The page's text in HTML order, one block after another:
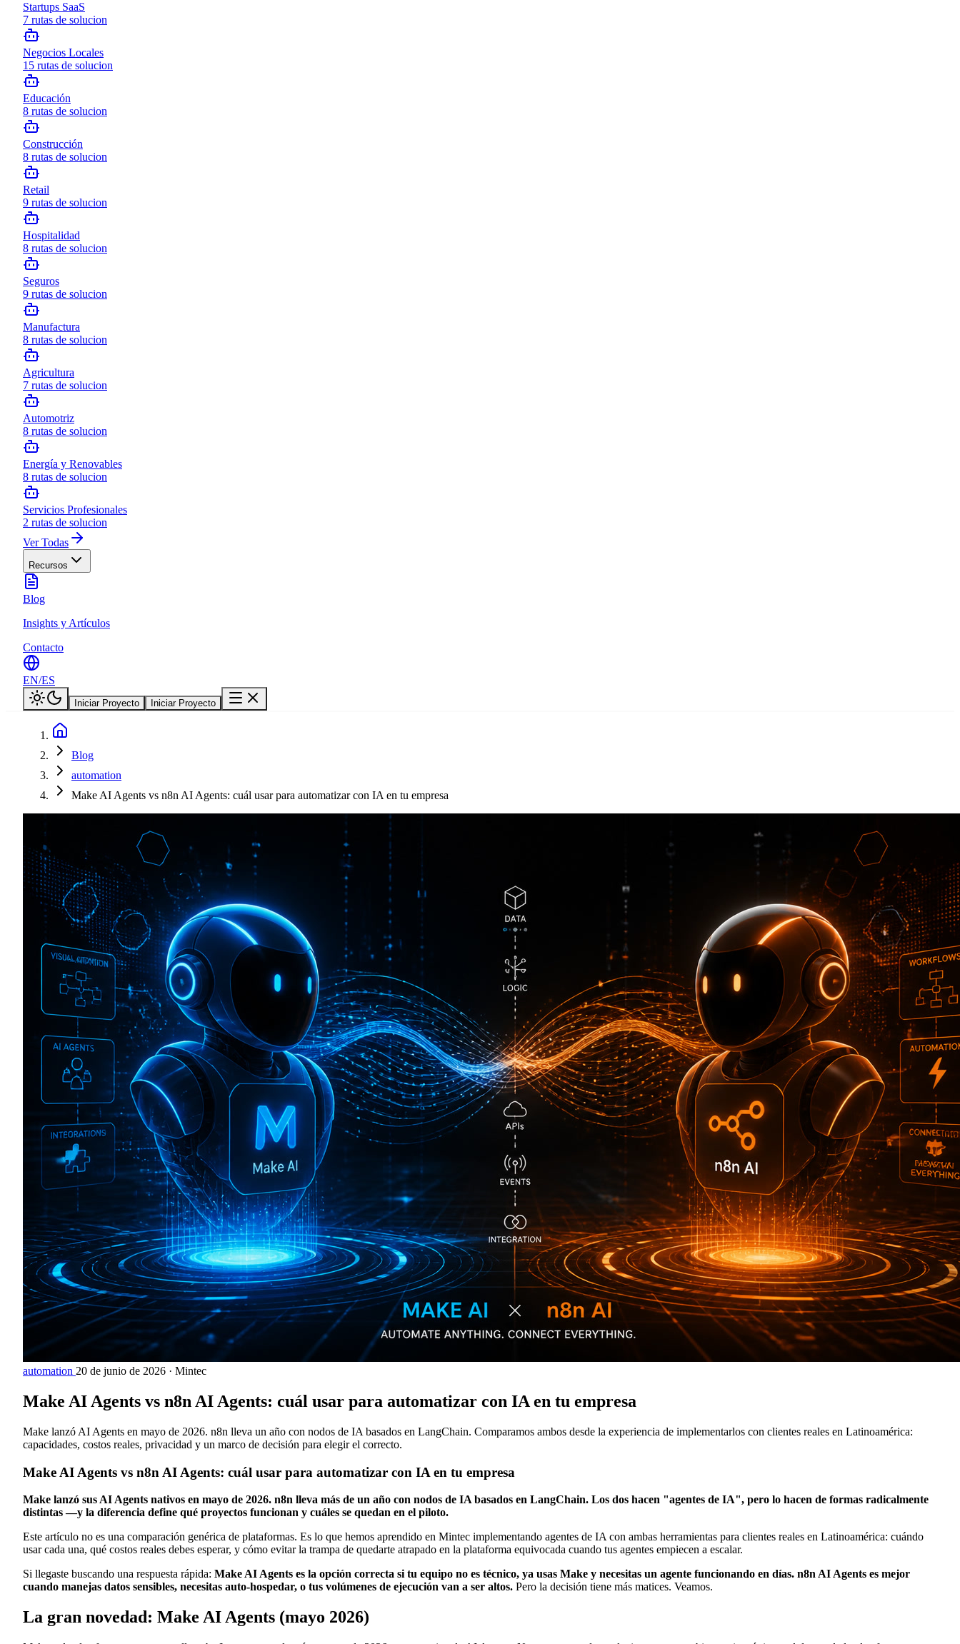
Startups SaaS
7 rutas de solucion
Negocios Locales
15 rutas de solucion
Educación
8 rutas de solucion
Construcción
8 rutas de solucion
Retail
9 rutas de solucion
Hospitalidad
8 rutas de solucion
Seguros
9 rutas de solucion
Manufactura
8 rutas de solucion
Agricultura
7 rutas de solucion
Automotriz
8 rutas de solucion
Energía y Renovables
8 rutas de solucion
Servicios Profesionales
2 rutas de solucion
Ver Todas
Recursos
Blog
Insights y Artículos
Contacto
EN/ES
Iniciar Proyecto Iniciar Proyecto
Blog
automation
Make AI Agents vs n8n AI Agents: cuál usar para automatizar con IA en tu empresa
automation 20 de junio de 2026 · Mintec
Make AI Agents vs n8n AI Agents: cuál usar para automatizar con IA en tu empresa
Make lanzó AI Agents en mayo de 2026. n8n lleva un año con nodos de IA basados en LangChain. Comparamos ambos desde la experiencia de implementarlos con clientes reales en Latinoamérica:
capacidades, costos reales, privacidad y un marco de decisión para elegir el correcto.
Make AI Agents vs n8n AI Agents: cuál usar para automatizar con IA en tu empresa
Make lanzó sus AI Agents nativos en mayo de 2026. n8n lleva más de un año con nodos de IA basados en LangChain. Los dos hacen "agentes de IA", pero lo hacen de formas radicalmente
distintas —y la diferencia define qué proyectos funcionan y cuáles se quedan en el piloto.
Este artículo no es una comparación genérica de plataformas. Es lo que hemos aprendido en Mintec implementando agentes de IA con ambas herramientas para clientes reales en Latinoamérica: cuándo
usar cada una, qué costos reales debes esperar, y cómo evitar la trampa de quedarte atrapado en la plataforma equivocada cuando tus agentes empiecen a escalar.
Si llegaste buscando una respuesta rápida: Make AI Agents es la opción correcta si tu equipo no es técnico, ya usas Make y necesitas un agente funcionando en días. n8n AI Agents es mejor
cuando manejas datos sensibles, necesitas auto-hospedar, o tus volúmenes de ejecución van a ser altos. Pero la decisión tiene más matices. Veamos.
La gran novedad: Make AI Agents (mayo 2026)